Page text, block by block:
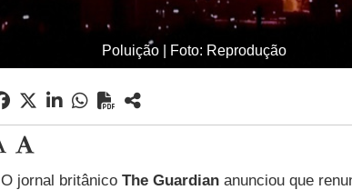
Poluição | Foto: Reprodução
O jornal britânico The Guardiananunciou que